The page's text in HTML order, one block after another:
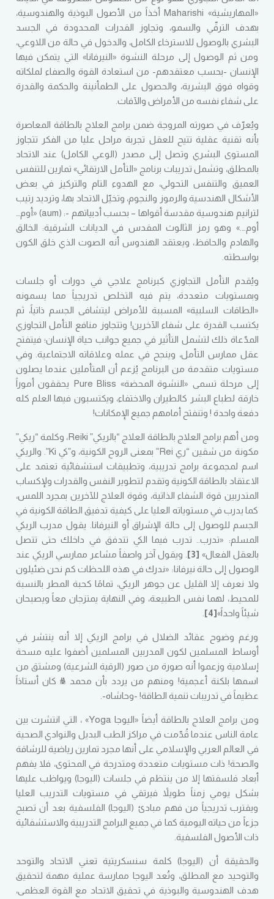
«المهاريشية» Maharishi أخذاً من الأصول البوذية والهندوسية،
بهدف الترقّي والسمو، وتجاوز القدرات المحدودة في الجسد
البشري بالوصول للاسترخاء الكامل، والدخول في حالة من اللاوعي،
ومن ثم الوصول إلى مرحلة النشوة «النيرفانا» التي يتمكن فيها
الإنسان -بحسب معتقدهم- من استعادة القوة والصفاء لملكاته
وقواه فوق البشرية، والحصول على الطمأنينة والحكمة والقدرة
على شفاء نفسه من الأمراض والآفات.
ويُعرّف في صورته المروجة ضمن برامج العلاج بالطاقة المعاصرة
بأنه تقنية عقلية تتيح للعقل تجربة مراحل عليا من الفكر تتجاوز
المستوى البشري وتصل إلى مصدر (الوعي الكامل) عند الاتحاد
بالمطلق، وتشمل تدريبات برنامج «التأمل الارتقائي» تمارين للتنفس
العميق والتنفس التحولي، مع الهدوء التام والتركيز في بعض
الأشكال الهندسية والرموز والنجوم، وتخيّل الاتحاد بها، وترديد رتيب
لترانيم هندوسية مقدسة أقواها – بحسب أدبياتهم -: (aum) «أوم…
أوم….» وهو رمز الثالوث المقدس في الديانات الشرقية: الخالق
والهادم والحافظ، ويعتقد الهندوس أنه الصوت الذي خلق الكون
بواسطته.
ويُقدم التأمل التجاوزي كبرنامج علاجي في دورات أو جلسات
وبمستويات متعددة، يتم فيه التخلص تدريجياً مما يسمونه
«الطاقات السلبية» المسببة للأمراض ليتشافى الجسم ذاتياً، ثم
يكتسب القدرة على شفاء الآخرين! وتتجاوز منافع التأمل التجاوزي
المدّعاة ذلك لتشمل التأثير في جميع جوانب حياة الإنسان؛ فيتفتح
عقل ممارس التأمل، وينجح في عمله وعلاقاته الاجتماعية. وفي
مستويات متقدمة من البرنامج يُزعم أن المتأملين عندما يصلون
إلى مرحلة تسمى «النشوة المحضة» Pure Bliss يحققون أموراً
خارقة لطباع البشر كالطيران والاختفاء، ويكتسبون فيها العلم كله
دفعة واحدة ! وتنفتح أمامهم جميع الإمكانات!
ومن أهم برامج العلاج بالطاقة العلاج “بالريكي” Reiki، وكلمة “ريكي”
مكونة من شقين “ري Rei” بمعنى الروح الكونية، و”كي Ki”. والريكي
اسم لمجموعة برامج تدريبية، وتطبيقات استشفائية تعتمد على
الاعتقاد بالطاقة الكونية وتقدم لتطوير النفس والقدرات ولإكساب
المتدربين قوة الشفاء الذاتية، وقوة العلاج للآخرين بمجرد اللمس،
كما يدرب في مستوياته العليا على كيفية تدفيق الطاقة الكونية في
الجسم للوصول إلى حالة الإشراق أو النيرفانا. يقول مدرب الريكي
المسلم: «تدرب.. تدرب فيما الكي تتدفق في داخلك حتى تتصل
بالعقل الفعال» [3]
. ويقول آخر واصفاً مشاعر ممارسي الريكي عند
الوصول إلى حالة نيرفانا: «ندرك في هذه اللحظات كم نحن ضئيلون
ولا نعرف إلا القليل عن جوهر الريكي، تمامًا كحبة المطر بالنسبة
للمحيط، لهما نفس الطبيعة، وفي النهاية يمتزجان معاً ويصبحان
شيئاً واحداً»[4]
ورغم وضوح عقائد الضلال في برامج الريكي إلا أنه ينتشر في
أوساط المسلمين لكون المدربين المسلمين أضفوا عليه مسحة
إسلامية وزعموا أنه صورة من صور (الرقية الشرعية) ومشتق من
اسمها بلكنة أعجمية! ومنهم من يردد بأن محمد ﷺ كان أستاذاً
عظيماً في تدريبات تنمية الطاقة! -وحاشاه-.
ومن برامج العلاج بالطاقة أيضاً «اليوجا Yoga» ، التي انتشرت بين
عامة الناس عندما قُدّمت في مراكز الطب البديل والنوادي الصحية
في العالم العربي والإسلامي على أنها مجرد تمارين رياضية للرشاقة
والصحة! ذات مستويات متعددة ومتدرجة في المحتوى، فلا يفهم
أبعاد فلسفتها إلا من ينتظم في جلسات (اليوجا) ويواظب عليها
بشكل يومي زمناً طويلاً فيرتقي في مستويات التدريب العليا
ويقترب تدريجياً من فهم مبادئ (اليوجا) الفلسفية بعد أن تصبح
جزءاً من حياته اليومية كما في جميع البرامج التدريبية والاستشفائية
ذات الأصول الفلسفية.
والحقيقة أن (اليوجا) كلمة سنسكريتية تعني الاتحاد والتوحد
والتوحيد مع المطلق، وتُعد اليوجا ممارسة عملية مهمة لتحقيق
هدف الهندوسية والبوذية في تحقيق الاتحاد مع القوة العظمى،